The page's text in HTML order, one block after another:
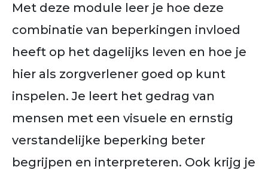
Met deze module leer je hoe deze
combinatie van beperkingen invloed
heeft op het dagelijks leven en hoe je
hier als zorgverlener goed op kunt
inspelen. Je leert het gedrag van
mensen met een visuele en ernstig
verstandelijke beperking beter
begrijpen en interpreteren. Ook krijg je